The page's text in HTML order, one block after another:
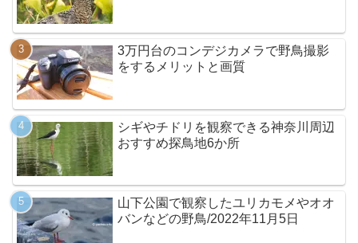
3万円台のコンデジカメラで野鳥撮影
をするメリットと画質
シギやチドリを観察できる神奈川周辺
おすすめ探鳥地6か所
山下公園で観察したユリカモメやオオ
バンなどの野鳥/2022年11月5日